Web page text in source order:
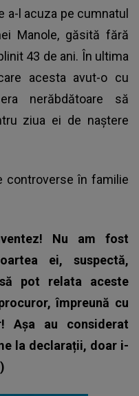
a-l acuza pe cumnatul
Manole, găsită fără
43 de ani. În ultima
acesta avut-o cu
nerăbdătoare să
ziua ei de naștere
controverse în familie
Nu am fost
ei, suspectă,
pot relata aceste
împreună cu
Așa au considerat
la declarații, doar i-